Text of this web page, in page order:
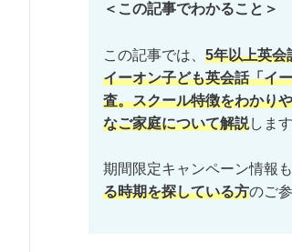
＜この記事でわかること＞
この記事では、 5年以上英会
イーオン子ども英会話「イ
査。スクール特徴をわかり
なご家庭について解説します
期間限定キャンペーン情報
る時期を探している方のご